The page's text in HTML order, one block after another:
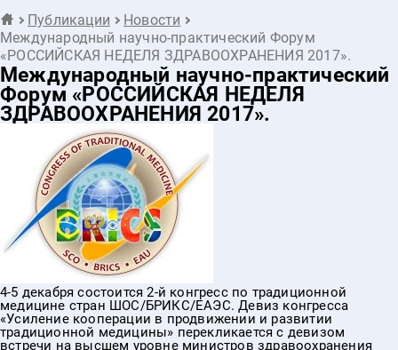
Публикации
Новости
Международный научно-практический Форум
«РОССИЙСКАЯ НЕДЕЛЯ ЗДРАВООХРАНЕНИЯ 2017».
Международный научно-практический
Форум «РОССИЙСКАЯ НЕДЕЛЯ
ЗДРАВООХРАНЕНИЯ 2017».
4-5 декабря состоится 2-й конгресс по традиционной
медицине стран ШОС/БРИКС/ЕАЭС. Девиз конгресса
«Усиление кооперации в продвижении и развитии
традиционной медицины» перекликается с девизом
встречи на высшем уровне министров здравоохранения